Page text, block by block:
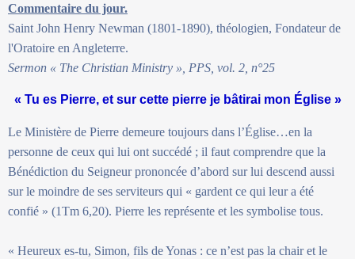
Commentaire du jour.
Saint John Henry Newman (1801-1890), théologien, Fondateur de
l'Oratoire en Angleterre.
Sermon « The Christian Ministry », PPS, vol. 2, n°25
« Tu es Pierre, et sur cette pierre je bâtirai mon Église »
Le Ministère de Pierre demeure toujours dans l’Église…en la
personne de ceux qui lui ont succédé ; il faut comprendre que la
Bénédiction du Seigneur prononcée d’abord sur lui descend aussi
sur le moindre de ses serviteurs qui « gardent ce qui leur a été
confié » (1Tm 6,20). Pierre les représente et les symbolise tous.
« Heureux es-tu, Simon, fils de Yonas : ce n’est pas la chair et le